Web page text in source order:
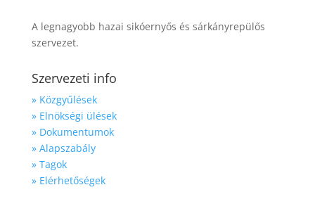
A legnagyobb hazai sikóernyős és sárkányrepülős
szervezet.
Szervezeti info
» Közgyűlések
» Elnökségi ülések
» Dokumentumok
» Alapszabály
» Tagok
» Elérhetőségek